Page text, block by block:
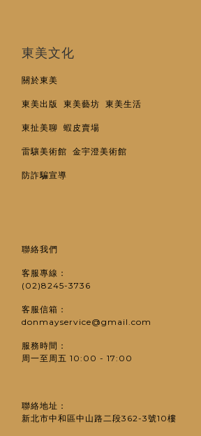
東美文化
關於東美
東美出版 東美藝坊 東美生活
東扯美聊 蝦皮賣場
雷驤美術館 金宇澄美術館
防詐騙宣導
聯絡我們
客服專線：
(02)8245-3736
客服信箱：
donmayservice@gmail.com
服務時間：
周一至周五 10:00 - 17:00
聯絡地址：
新北市中和區中山路二段362-3號10樓